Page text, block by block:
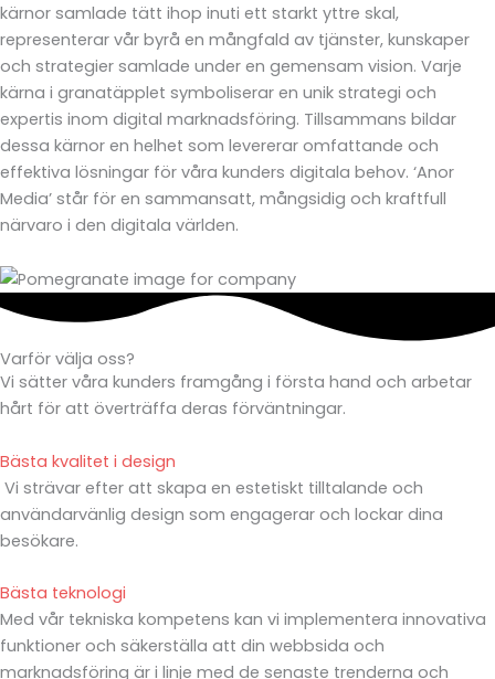
kärnor samlade tätt ihop inuti ett starkt yttre skal,
representerar vår byrå en mångfald av tjänster, kunskaper
och strategier samlade under en gemensam vision. Varje
kärna i granatäpplet symboliserar en unik strategi och
expertis inom digital marknadsföring. Tillsammans bildar
dessa kärnor en helhet som levererar omfattande och
effektiva lösningar för våra kunders digitala behov. ‘Anor
Media’ står för en sammansatt, mångsidig och kraftfull
närvaro i den digitala världen.
Varför välja oss?
Vi sätter våra kunders framgång i första hand och arbetar
hårt för att överträffa deras förväntningar.
Bästa kvalitet i design
Vi strävar efter att skapa en estetiskt tilltalande och
användarvänlig design som engagerar och lockar dina
besökare.
Bästa teknologi
Med vår tekniska kompetens kan vi implementera innovativa
funktioner och säkerställa att din webbsida och
marknadsföring är i linje med de senaste trenderna och